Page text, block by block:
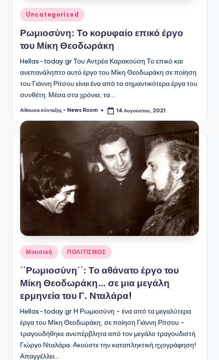
Αναρτήθηκε
σε
Uncategorized
Ρωμιοσύνη: Το κορυφαίο επικό έργο
του Μίκη Θεοδωράκη
Hellas-today.gr Του Αντρέα Καρακούση Το επικό και
ανεπανάληπτο αυτό έργο του Μίκη Θεοδωράκη σε ποίηση
του Γιάννη Ρίτσου είναι ένα από τα σημαντικότερα έργα του
συνθέτη. Μέσα στα χρόνια, τα…
Συγγραφέας:
Αίθουσα σύνταξης - News Room 14 Αυγούστου, 2021
Αναρτήθηκε
σε
Μουσική ΠΟΛΙΤΙΣΜΟΣ
΄΄Ρωμιοσύνη΄΄: Το αθάνατο έργο του
Μίκη Θεοδωράκη… σε μια μεγάλη
ερμηνεία του Γ. Νταλάρα!
Hellas-today.gr Η Ρωμιοσύνη - ένα από τα μεγαλύτερα
έργα του Μίκη Θεοδωράκη, σε ποίηση Γιάννη Ρίτσου -
τραγουδήθηκε ανυπέρβλητα από τον μεγάλο τραγουδιστή
Γιώργο Νταλάρα. Ακούστε την καταπληκτική ηχογράφηση!
Απαγγέλλει…